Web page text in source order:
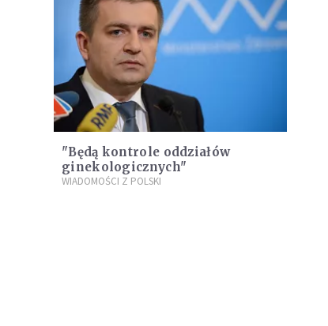
"Będą kontrole oddziałów
ginekologicznych"
WIADOMOŚCI Z POLSKI